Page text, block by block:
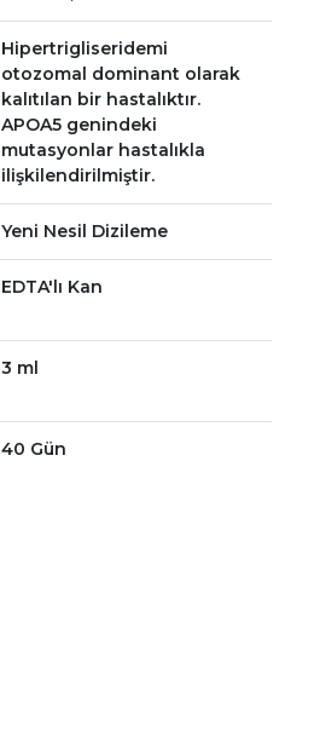
Hipertrigliseridemi
otozomal dominant olarak
kalıtılan bir hastalıktır.
APOA5 genindeki
mutasyonlar hastalıkla
ilişkilendirilmiştir.
Yeni Nesil Dizileme
EDTA'lı Kan
3 ml
40 Gün